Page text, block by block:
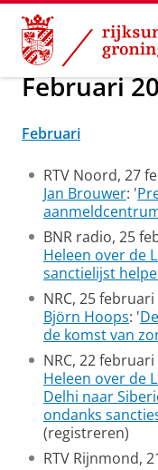
Skip
Content
Skip
Navigation
Over ons
Februari
Februari
RTV Noord, 27
Jan Brouwer: '
BNR radio, 25
Heleen over de
sanctielijst
NRC, 25
Björn Hoops: '
de komst van
NRC, 22
Heleen over de
Delhi naar
ondanks
(registreren)
RTV Rijnmond,